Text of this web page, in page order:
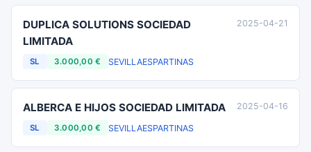
DUPLICA SOLUTIONS SOCIEDAD
LIMITADA
SL 3.000,00 € SEVILLAESPARTINAS
2025-04-21
ALBERCA E HIJOS SOCIEDAD LIMITADA
SL 3.000,00 € SEVILLAESPARTINAS
2025-04-16